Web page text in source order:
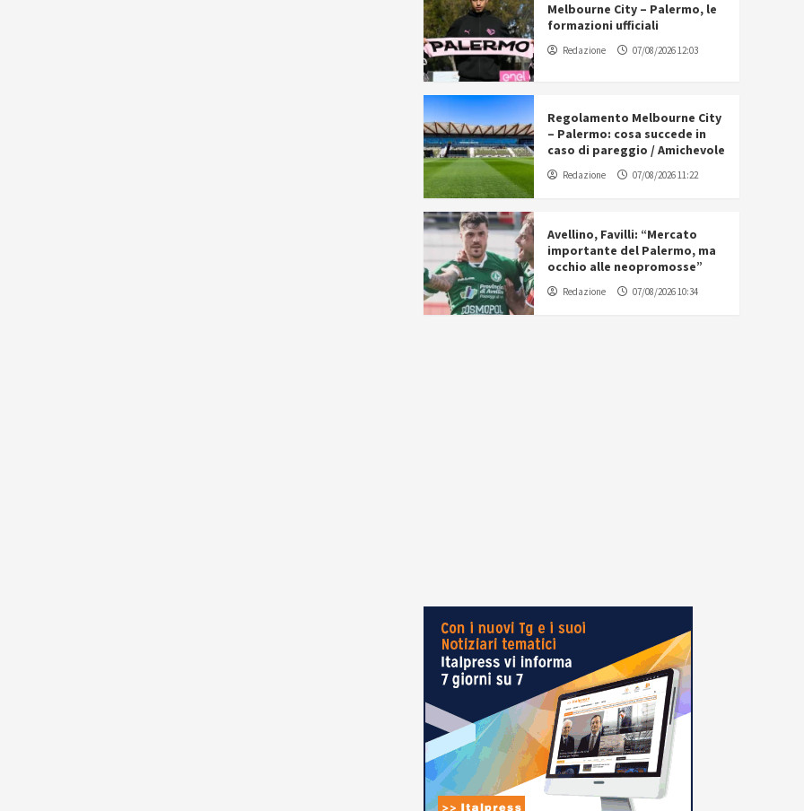
Melbourne City – Palermo, le
formazioni ufficiali
Redazione 07/08/2026 12:03
Regolamento Melbourne City
– Palermo: cosa succede in
caso di pareggio / Amichevole
Redazione 07/08/2026 11:22
Avellino, Favilli: “Mercato
importante del Palermo, ma
occhio alle neopromosse”
Redazione 07/08/2026 10:34